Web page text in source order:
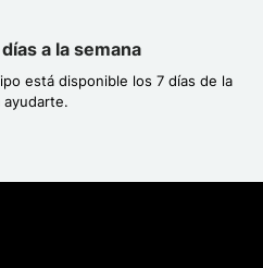
a la semana
está disponible los 7 días de la
ayudarte.